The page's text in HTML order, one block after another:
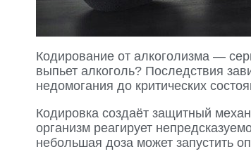
Кодирование от алкоголизма —
выпьет алкоголь? Последствия
недомогания до критических
Кодировка создаёт защитный
организм реагирует
небольшая доза может запустить